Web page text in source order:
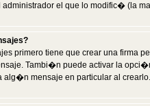
administrador el que lo modific� (la
primero tiene que crear una firma
Tambi�n puede activar la
alg�n mensaje en particular al crearlo.